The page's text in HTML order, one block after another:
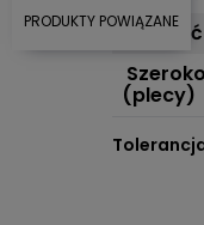
(plecy)
PRODUKTY POWIĄZANE